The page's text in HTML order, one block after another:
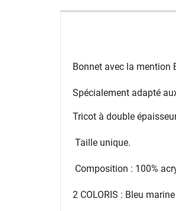
Bonnet avec la mention
Spécialement adapté
Tricot à double
Taille unique.
Composition : 100%
2 COLORIS : Bleu